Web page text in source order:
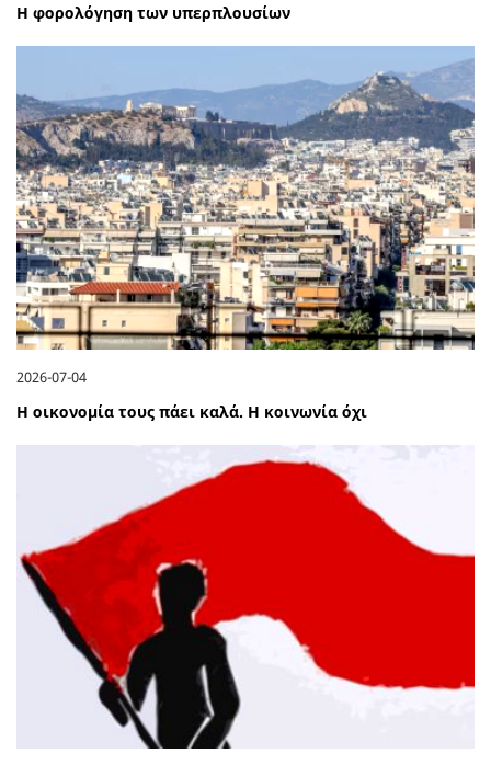
Η φορολόγηση των υπερπλουσίων
2026-07-04
Η οικονομία τους πάει καλά. Η κοινωνία όχι